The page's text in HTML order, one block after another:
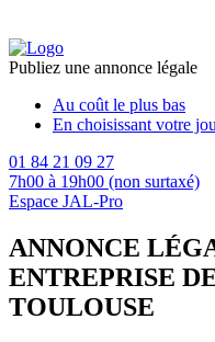
Publiez une annonce légale
Au coût le plus bas
En choisissant votre
01 84 21 09 27
7h00 à 19h00 (non surtaxé)
Espace JAL-Pro
ANNONCE
ENTREPRISE
TOULOUSE